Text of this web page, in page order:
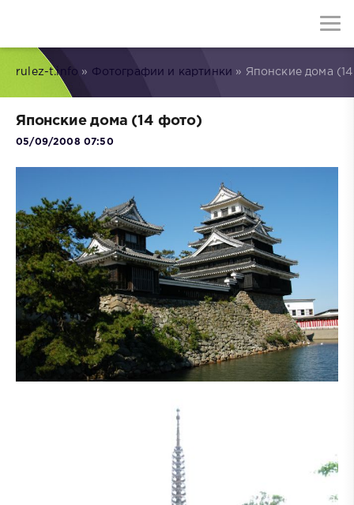
rulez-t.info » Фотографии и картинки » Японские дома
Японские дома (14 фото)
05/09/2008 07:50